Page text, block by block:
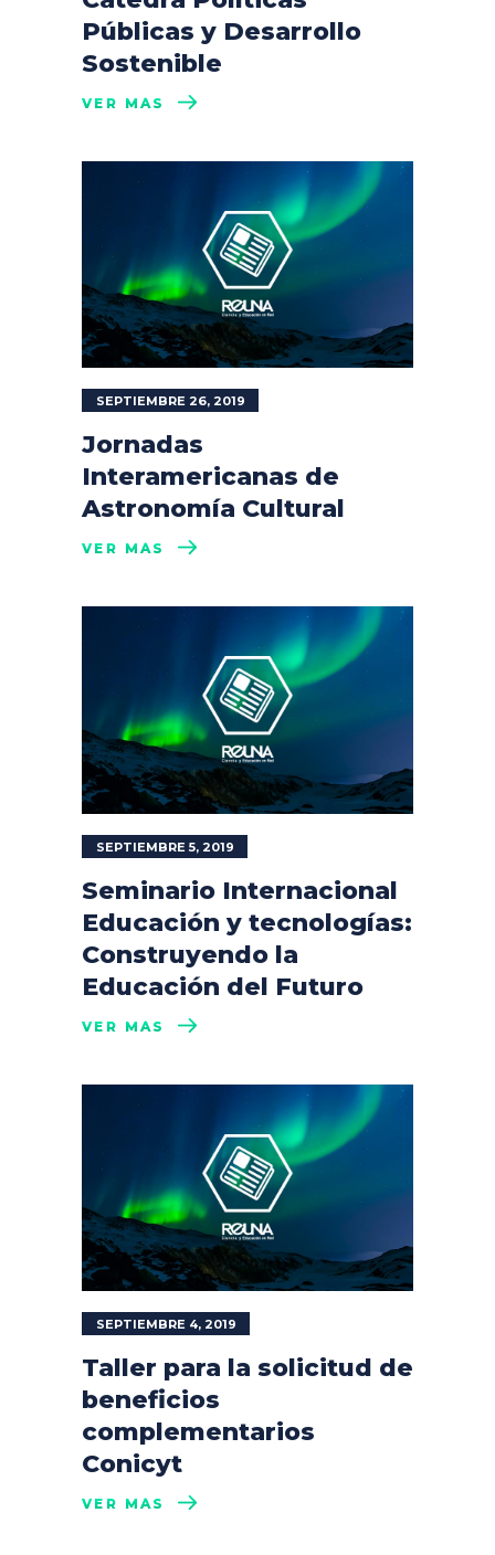
Públicas y Desarrollo
Sostenible
VER MÁS
SEPTIEMBRE 26, 2019
Jornadas
Interamericanas de
Astronomía Cultural
VER MÁS
SEPTIEMBRE 5, 2019
Seminario Internacional
Educación y tecnologías:
Construyendo la
Educación del Futuro
VER MÁS
SEPTIEMBRE 4, 2019
Taller para la solicitud de
beneficios
complementarios
Conicyt
VER MÁS